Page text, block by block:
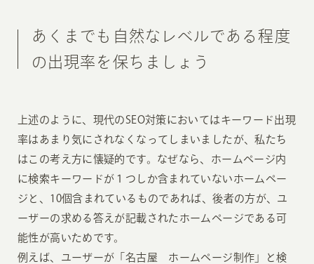
あくまでも自然なレベルである程度
の出現率を保ちましょう
上述のように、現代のSEO対策においてはキーワード出現
率はあまり気にされなくなってしまいましたが、私たち
はこの考え方に懐疑的です。なぜなら、ホームページ内
に検索キーワードが１つしか含まれていないホームペー
ジと、10個含まれているものであれば、後者の方が、ユ
ーザーの求める答えが記載されたホームページである可
能性が高いためです。
例えば、ユーザーが「名古屋 ホームページ制作」と検